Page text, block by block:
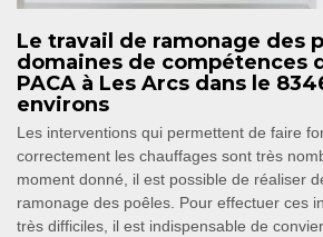
Le travail de ramonage des
domaines de compétences
PACA à Les Arcs dans le
environs
Les interventions qui permettent de faire
correctement les chauffages sont très
moment donné, il est possible de réaliser
ramonage des poêles. Pour effectuer ces
très difficiles, il est indispensable de